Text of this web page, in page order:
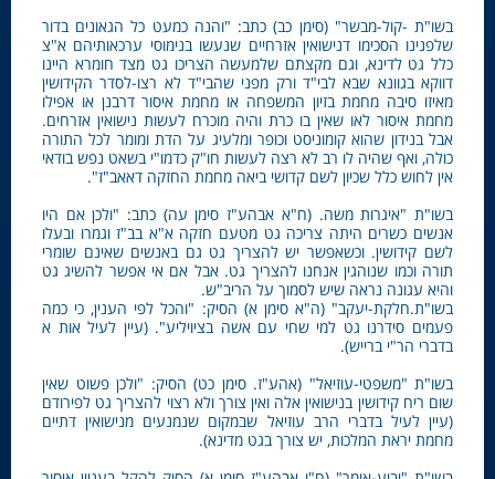
בשו"ת -קול-מבשר" (סימן כב) כתב: "והנה כמעט כל הגאונים בדור
שלפנינו הסכימו דנישואין אזרחיים שנעשו בנימוסי ערכאותיהם א"צ
כלל גט לדינא, וגם מקצתם שלמעשה הצריכו גט מצד חומרא היינו
דווקא בגוונא שבא לבי"ד ורק מפני שהבי"ד לא רצו-לסדר הקידושין
מאיזו סיבה מחמת בזיון המשפחה או מחמת איסור דרבנן או אפילו
מחמת איסור לאו שאין בו כרת והיה מוכרח לעשות נישואין אזרחים.
אבל בנידון שהוא קומוניסט וכופר ומלעיג על הדת ומומר לכל התורה
כולה, ואף שהיה לו רב לא רצה לעשות חו"ק כדמו"י בשאט נפש בודאי
אין לחוש כלל שכיון לשם קדושי ביאה מחמת החזקה דאאב"ז".
בשו"ת "איגרות משה. (ח"א אבהע"ז סימן עה) כתב: "ולכן אם היו
אנשים כשרים היתה צריכה גט מטעם חזקה א"א בב"ז וגמרו ובעלו
לשם קידושין. וכשאפשר יש להצריך גט גם באנשים שאינם שומרי
תורה וכמו שנוהגין אנחנו להצריך גט. אבל אם אי אפשר להשיג גט
והיא עגונה נראה שיש לסמוך על הריב"ש.
בשו"ת.חלקת-יעקב" (ה"א סימן א) הסיק: "והכל לפי הענין, כי כמה
פעמים סידרנו גט למי שחי עם אשה בציויליע". (עיין לעיל אות א
בדברי הר"י ברייש).
בשו"ת "משפטי-עוזיאל" (אהע"ז. סימן כט) הסיק: "ולכן פשוט שאין
שום ריח קידושין בנישואין אלה ואין צורך ולא רצוי להצריך גט לפירודם
(עיין לעיל בדברי הרב עוזיאל שבמקום שנמנעים מנישואין דתיים
מחמת יראת המלכות, יש צורך בגט מדינא).